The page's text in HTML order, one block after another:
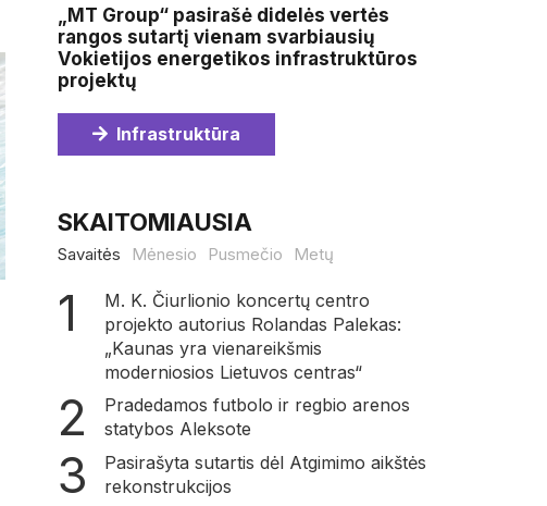
„MT Group“ pasirašė didelės vertės
rangos sutartį vienam svarbiausių
Vokietijos energetikos infrastruktūros
projektų
Infrastruktūra
SKAITOMIAUSIA
Savaitės Mėnesio Pusmečio Metų
M. K. Čiurlionio koncertų centro
projekto autorius Rolandas Palekas:
„Kaunas yra vienareikšmis
moderniosios Lietuvos centras“
Pradedamos futbolo ir regbio arenos
statybos Aleksote
Pasirašyta sutartis dėl Atgimimo aikštės
rekonstrukcijos